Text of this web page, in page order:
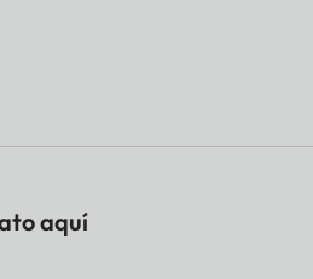
aquí